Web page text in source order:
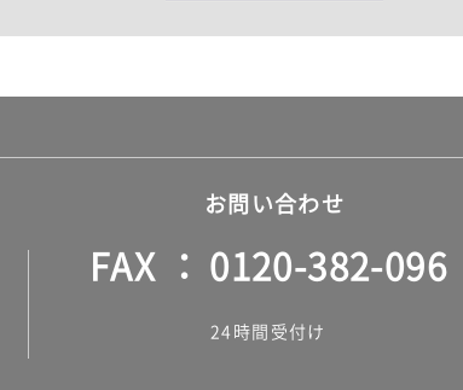
お問い合わせ
FAX 0120-382-096
24時間受付け